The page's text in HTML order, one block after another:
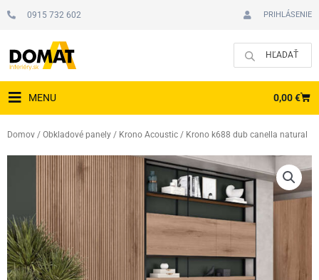
0915 732 602 PRIHLÁSENIE
MENU 0,00€
Domov / Obkladové panely / Krono Acoustic / Krono k688 dub canella natural